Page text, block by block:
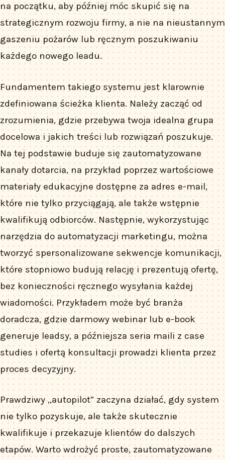
na początku, aby później móc skupić się na
strategicznym rozwoju firmy, a nie na nieustannym
gaszeniu pożarów lub ręcznym poszukiwaniu
każdego nowego leadu.
Fundamentem takiego systemu jest klarownie
zdefiniowana ścieżka klienta. Należy zacząć od
zrozumienia, gdzie przebywa twoja idealna grupa
docelowa i jakich treści lub rozwiązań poszukuje.
Na tej podstawie buduje się zautomatyzowane
kanały dotarcia, na przykład poprzez wartościowe
materiały edukacyjne dostępne za adres e-mail,
które nie tylko przyciągają, ale także wstępnie
kwalifikują odbiorców. Następnie, wykorzystując
narzędzia do automatyzacji marketingu, można
tworzyć spersonalizowane sekwencje komunikacji,
które stopniowo budują relację i prezentują ofertę,
bez konieczności ręcznego wysyłania każdej
wiadomości. Przykładem może być branża
doradcza, gdzie darmowy webinar lub e-book
generuje leadsy, a późniejsza seria maili z case
studies i ofertą konsultacji prowadzi klienta przez
proces decyzyjny.
Prawdziwy „autopilot” zaczyna działać, gdy system
nie tylko pozyskuje, ale także skutecznie
kwalifikuje i przekazuje klientów do dalszych
etapów. Warto wdrożyć proste, zautomatyzowane